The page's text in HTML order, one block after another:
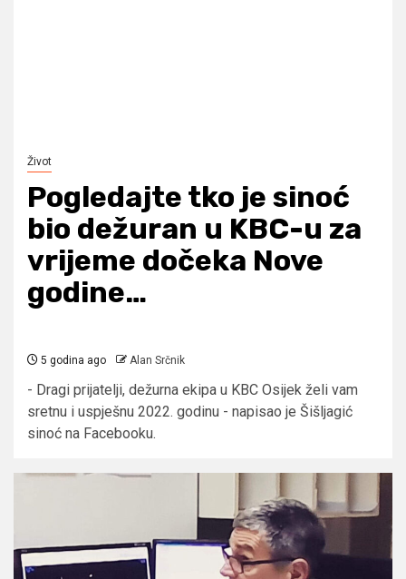
Život
Pogledajte tko je sinoć
bio dežuran u KBC-u za
vrijeme dočeka Nove
godine…
5 godina ago Alan Srčnik
- Dragi prijatelji, dežurna ekipa u KBC Osijek želi vam
sretnu i uspješnu 2022. godinu - napisao je Šišljagić
sinoć na Facebooku.